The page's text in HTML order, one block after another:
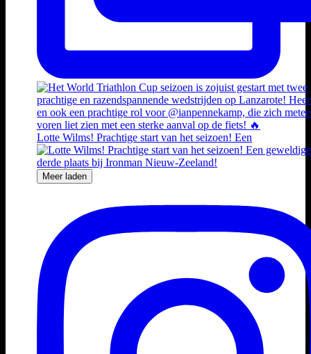
Lotte Wilms! Prachtige start van het seizoen! Een
Meer laden